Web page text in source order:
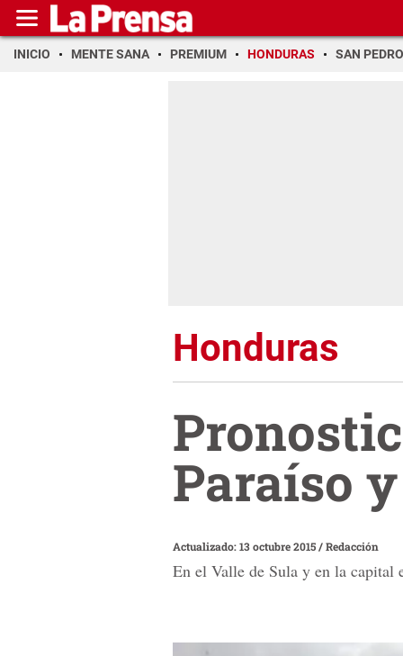
INICIO MENTE SANA PREMIUM HONDURAS SAN PEDRO
Honduras
Paraíso
Actualizado: 13 octubre 2015/Redacción
En el Valle de Sula y en la capital